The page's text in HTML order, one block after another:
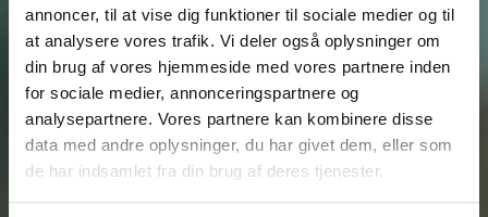
annoncer, til at vise dig funktioner til sociale medier og til
at analysere vores trafik. Vi deler også oplysninger om
din brug af vores hjemmeside med vores partnere inden
for sociale medier, annonceringspartnere og
analysepartnere. Vores partnere kan kombinere disse
data med andre oplysninger, du har givet dem, eller som
de har indsamlet fra din brug af deres tjenester.